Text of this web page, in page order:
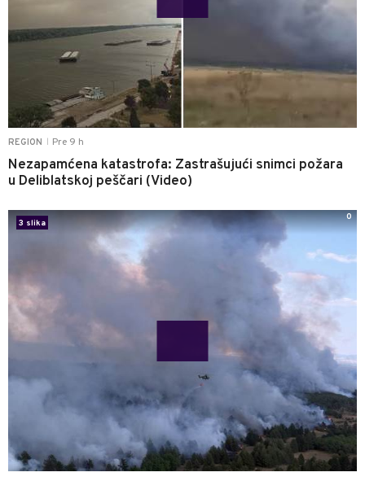
REGION Pre 9 h
Nezapamćena katastrofa: Zastrašujući snimci požara
u Deliblatskoj peščari (Video)
3 slika
0